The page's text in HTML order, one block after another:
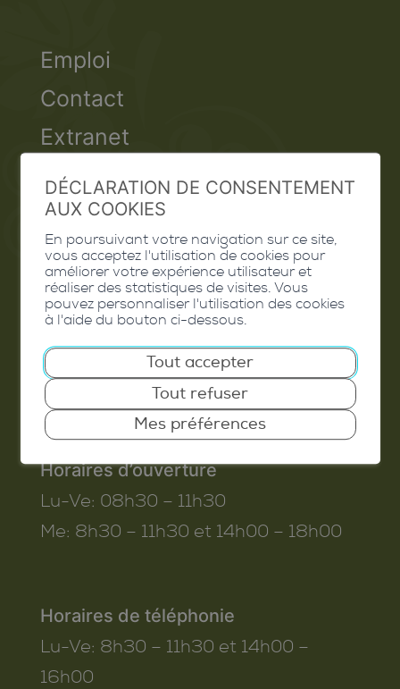
Emploi
Contact
Extranet
Valais Excellence
Commune de Conthey
Route de Savoie 54
1975 St-Séverin
T. 027 345 45 45
info@conthey.ch
Horaires d’ouverture
Lu-Ve: 08h30 – 11h30
Me: 8h30 – 11h30 et 14h00 – 18h00
Horaires de téléphonie
Lu-Ve: 8h30 – 11h30 et 14h00 –
16h00
DÉCLARATION DE CONSENTEMENT
AUX COOKIES
En poursuivant votre navigation sur ce site,
vous acceptez l'utilisation de cookies pour
améliorer votre expérience utilisateur et
réaliser des statistiques de visites. Vous
pouvez personnaliser l'utilisation des cookies
à l'aide du bouton ci-dessous.
Tout accepter
Tout refuser
Mes préférences